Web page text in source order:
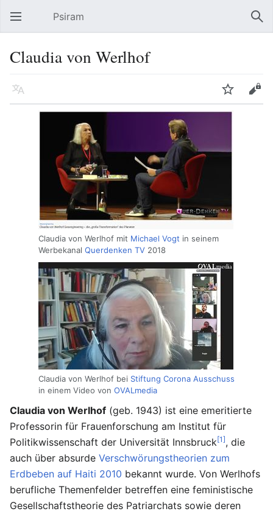
Hauptmenü öffnen Psiram
Claudia von Werlhof
Sprache Beobachten Bearbeiten
Claudia von Werlhof mit Michael Vogt in seinem
Werbekanal Querdenken TV 2018
Claudia von Werlhof bei Stiftung Corona Ausschuss
in einem Video von OVALmedia
Claudia von Werlhof (geb. 1943) ist eine emeritierte
Professorin für Frauenforschung am Institut für
Politikwissenschaft der Universität Innsbruck[1], die
auch über absurde Verschwörungstheorien zum
Erdbeben auf Haiti 2010 bekannt wurde. Von Werlhofs
berufliche Themenfelder betreffen eine feministische
Gesellschaftstheorie des Patriarchats sowie deren